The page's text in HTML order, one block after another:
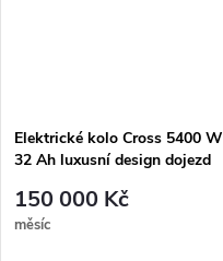
Elektrické kolo Cross 5400 W
32 Ah luxusní design dojezd
150 000 Kč
měsíc